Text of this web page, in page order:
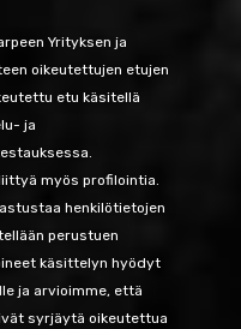
Yrityksen ja
oikeutettujen etujen
etu käsitellä
ja
myös profilointia.
henkilötietojen
perustuen
käsittelyn hyödyt
ja arvioimme, että
syrjäytä oikeutettua